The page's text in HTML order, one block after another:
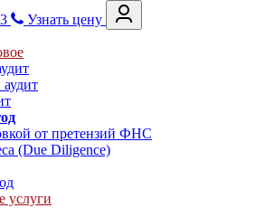
Узнать цену
от претензий ФНС
(Due Diligence)
услуги